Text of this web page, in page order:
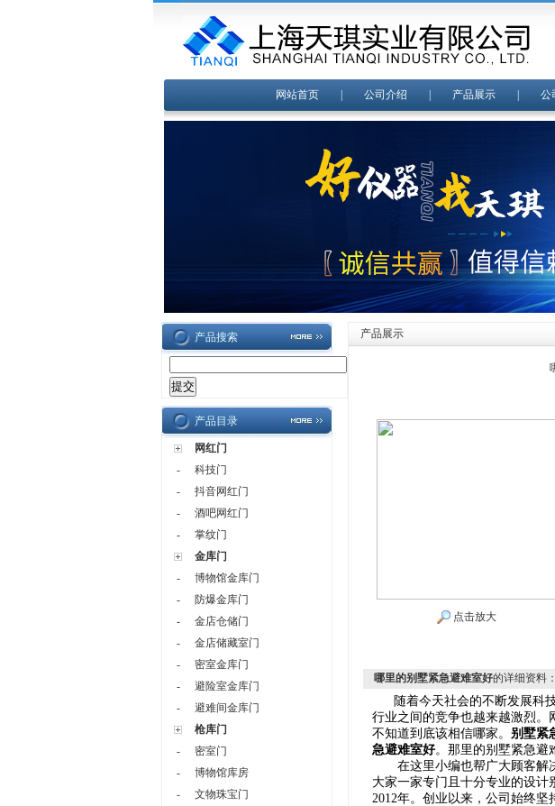
网站首页 公司介绍 产品展示 公
产品搜索
产品目录
网红门
-
科技门
-
抖音网红门
-
酒吧网红门
-
掌纹门
金库门
-
博物馆金库门
-
防爆金库门
-
金店仓储门
-
金店储藏室门
-
密室金库门
-
避险室金库门
-
避难间金库门
枪库门
-
密室门
-
博物馆库房
-
文物珠宝门
产品展示
点击放大
哪里的别墅紧急避难室好的详细资料：
随着今天社会的不断发展科
行业之间的竞争也越来越激烈。
不知道到底该相信哪家。 别墅紧
急避难室好。那里的别墅紧急避
在这里小编也帮广大顾客解
大家一家专门且十分专业的设
2012年。创业以来，公司始终